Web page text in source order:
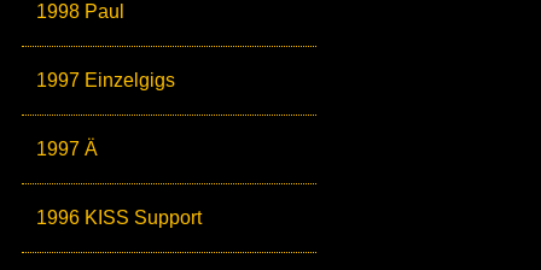
1998 Paul
1997 Einzelgigs
1997 Ä
1996 KISS Support